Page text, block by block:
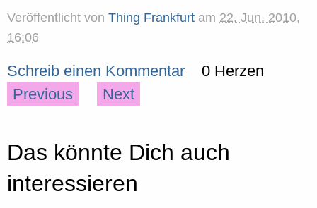
Veröffentlicht von Thing Frankfurt am 22. Jun. 2010,
16:06
Schreib einen Kommentar
0 Herzen
Previous
Next
Das könnte Dich auch
interessieren